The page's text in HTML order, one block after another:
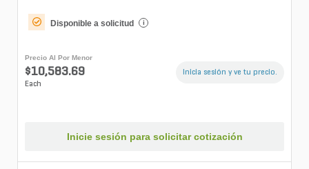
Disponible a solicitud i
Precio Al Por Menor
$10,583.69
Each
Inicia sesión y ve tu precio.
Inicie sesión para solicitar cotización